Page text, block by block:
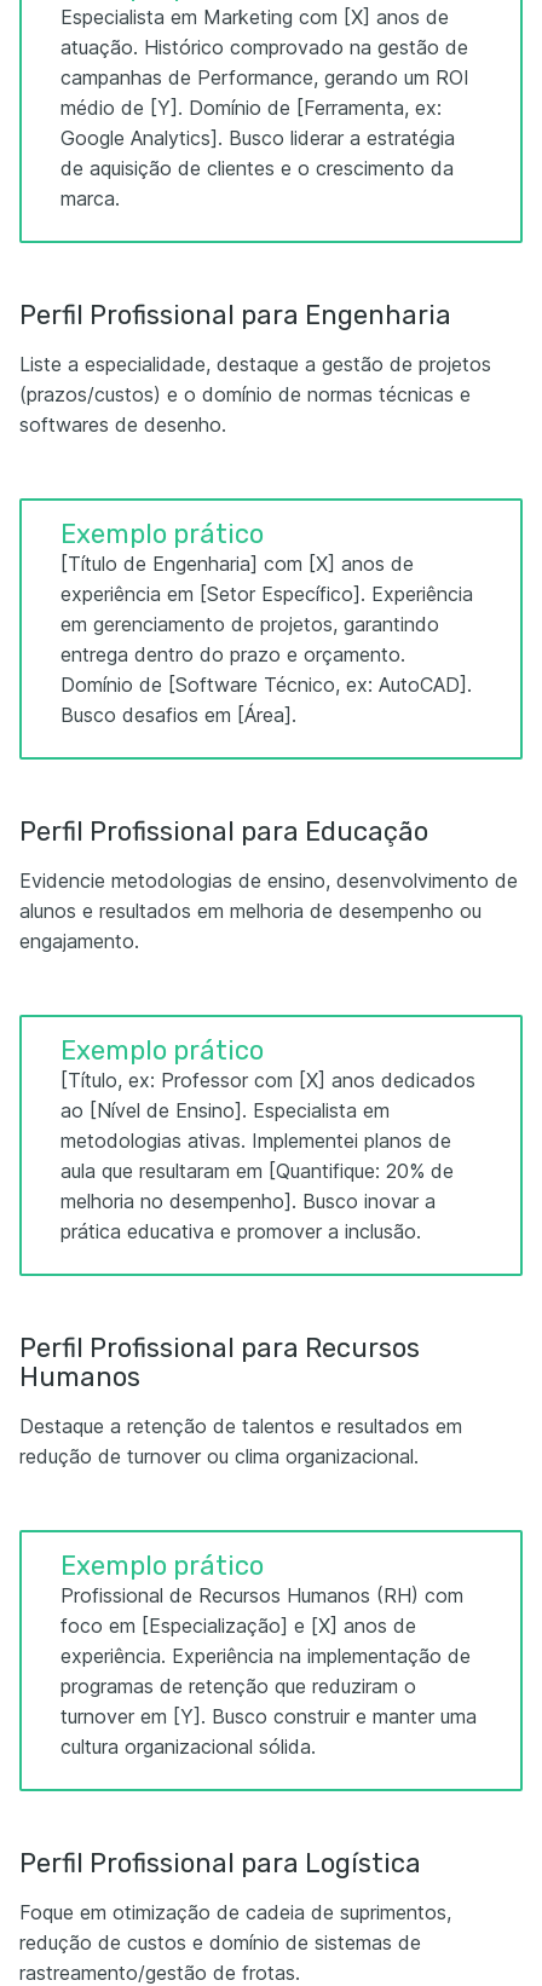
Especialista em Marketing com [X] anos de
atuação. Histórico comprovado na gestão de
campanhas de Performance, gerando um ROI
médio de [Y]. Domínio de [Ferramenta, ex:
Google Analytics]. Busco liderar a estratégia
de aquisição de clientes e o crescimento da
marca.
Perfil Profissional para Engenharia
Liste a especialidade, destaque a gestão de projetos
(prazos/custos) e o domínio de normas técnicas e
softwares de desenho.
Exemplo prático
[Título de Engenharia] com [X] anos de
experiência em [Setor Específico]. Experiência
em gerenciamento de projetos, garantindo
entrega dentro do prazo e orçamento.
Domínio de [Software Técnico, ex: AutoCAD].
Busco desafios em [Área].
Perfil Profissional para Educação
Evidencie metodologias de ensino, desenvolvimento de
alunos e resultados em melhoria de desempenho ou
engajamento.
Exemplo prático
[Título, ex: Professor com [X] anos dedicados
ao [Nível de Ensino]. Especialista em
metodologias ativas. Implementei planos de
aula que resultaram em [Quantifique: 20% de
melhoria no desempenho]. Busco inovar a
prática educativa e promover a inclusão.
Perfil Profissional para Recursos
Humanos
Destaque a retenção de talentos e resultados em
redução de turnover ou clima organizacional.
Exemplo prático
Profissional de Recursos Humanos (RH) com
foco em [Especialização] e [X] anos de
experiência. Experiência na implementação de
programas de retenção que reduziram o
turnover em [Y]. Busco construir e manter uma
cultura organizacional sólida.
Perfil Profissional para Logística
Foque em otimização de cadeia de suprimentos,
redução de custos e domínio de sistemas de
rastreamento/gestão de frotas.